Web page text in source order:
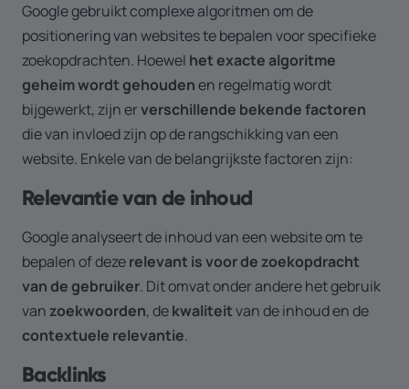
Google gebruikt complexe algoritmen om de
positionering van websites te bepalen voor specifieke
zoekopdrachten. Hoewel het exacte algoritme
geheim wordt gehoudenen regelmatig wordt
bijgewerkt, zijn erverschillende bekende factoren
die van invloed zijn op de rangschikking van een
website. Enkele van de belangrijkste factoren zijn:
Relevantie van de inhoud
Google analyseert de inhoud van een website om te
bepalen of dezerelevant is voor de zoekopdracht
van de gebruiker. Dit omvat onder andere het gebruik
vanzoekwoorden, dekwaliteitvan de inhoud en de
contextuele relevantie.
Backlinks